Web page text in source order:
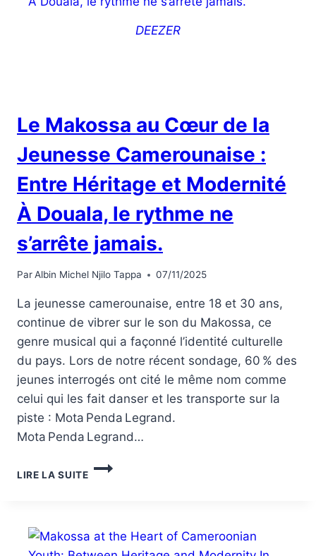
DEEZER
Le Makossa au Cœur de la
Jeunesse Camerounaise :
Entre Héritage et Modernité
À Douala, le rythme ne
s’arrête jamais.
ParAlbin Michel Njilo Tappa 07/11/2025
La jeunesse camerounaise, entre 18 et 30 ans,
continue de vibrer sur le son du Makossa, ce
genre musical qui a façonné l’identité culturelle
du pays. Lors de notre récent sondage, 60 % des
jeunes interrogés ont cité le même nom comme
celui qui les fait danser et les transporte sur la
piste : Mota Penda Legrand.
Mota Penda Legrand…
LIRE LA SUITE